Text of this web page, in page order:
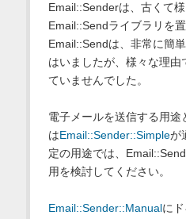
Email::Senderは、古くて
Email::Sendライブラリを
Email::Sendは、非常に簡
はいましたが、様々な理由
ていませんでした。
電子メールを送信する用途
はEmail::Sender::Simpleが
定の用途では、
用を検討してください。
Email::Sender::Manualにド